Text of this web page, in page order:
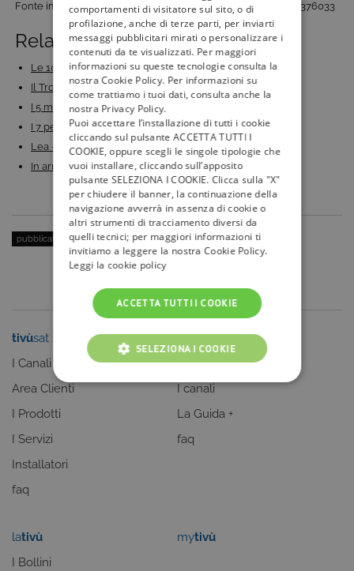
Fonte immagine: flickr.com/photos/133759951@N05/24171376033
Related Posts:
Le 10 storie d'amore più belle del Trono di Spade
Il Trono di Spade 7 su Rai 4: ecco quando e dove…
I 5 migliori episodi di Game Of Thrones, in attesa…
I 7 personaggi più amati di “Game of Thrones”: il…
Lea – I nostri figli, in arrivo la seconda stagione…
In arrivo su Giallo, in 1^ TV Assoluta, l’ottava…
pubblicato il:1 Agosto 2017| categoria:Serie Tv e Fiction
tivùsat
I Canali
Area Clienti
I Prodotti
I Servizi
Installatori
faq
tivùla guida
I programmi
I canali
La Guida +
faq
lativù
I Bollini
mytivù
comportamenti di visitatore sul sito, o di
profilazione, anche di terze parti, per inviarti
messaggi pubblicitari mirati o personalizzare i
contenuti da te visualizzati. Per maggiori
informazioni su queste tecnologie consulta la
nostra Cookie Policy. Per informazioni su
come trattiamo i tuoi dati, consulta anche la
nostra Privacy Policy.
Puoi accettare l’installazione di tutti i cookie
cliccando sul pulsante ACCETTA TUTTI I
COOKIE, oppure scegli le singole tipologie che
vuoi installare, cliccando sull’apposito
pulsante SELEZIONA I COOKIE. Clicca sulla "X"
per chiudere il banner, la continuazione della
navigazione avverrà in assenza di cookie o
altri strumenti di tracciamento diversi da
quelli tecnici; per maggiori informazioni ti
invitiamo a leggere la nostra Cookie Policy.
Leggi la cookie policy
ACCETTA TUTTI I COOKIE
SELEZIONA I COOKIE
COOKIE TECNICI
COOKIE ANALITICI
COOKIE DI PROFILAZIONE